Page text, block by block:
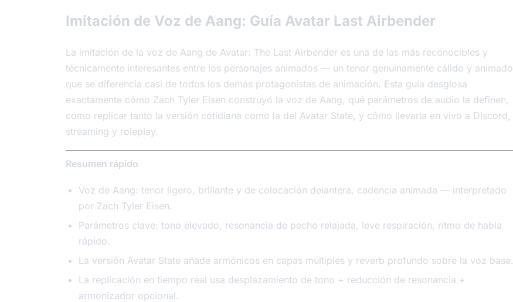
Imitación de Voz de Aang: Guía Avatar Last Airbender
La imitación de la voz de Aang de Avatar: The Last Airbender es una de las más reconocibles y
técnicamente interesantes entre los personajes animados — un tenor genuinamente cálido y animado
que se diferencia casi de todos los demás protagonistas de animación. Esta guía desglosa
exactamente cómo Zach Tyler Eisen construyó la voz de Aang, qué parámetros de audio la definen,
cómo replicar tanto la versión cotidiana como la del Avatar State, y cómo llevarla en vivo a Discord,
streaming y roleplay.
Resumen rápido
Voz de Aang: tenor ligero, brillante y de colocación delantera, cadencia animada — interpretado
por Zach Tyler Eisen.
Parámetros clave: tono elevado, resonancia de pecho relajada, leve respiración, ritmo de habla
rápido.
La versión Avatar State añade armónicos en capas múltiples y reverb profundo sobre la voz base.
La replicación en tiempo real usa desplazamiento de tono + reducción de resonancia +
armonizador opcional.